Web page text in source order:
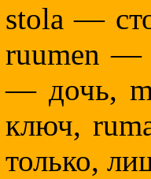
stola —
ruumen —
— дочь,
ключ,
только,